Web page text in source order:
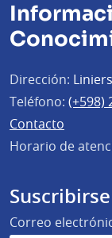
Dirección:
Teléfono: (+598)
Contacto
Horario de
Correo